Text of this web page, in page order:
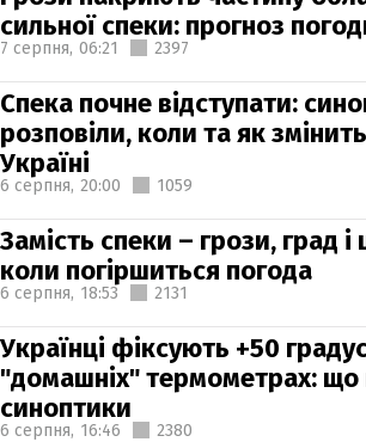
сильної спеки: прогноз
7 серпня, 06:21 2397
Спека почне відступати:
розповіли, коли та як
Україні
6 серпня, 20:00 1059
Замість спеки – грози, град і
коли погіршиться погода
6 серпня, 18:53 2131
Українці фіксують +50
"домашніх" термометрах: що
синоптики
6 серпня, 16:46 2380